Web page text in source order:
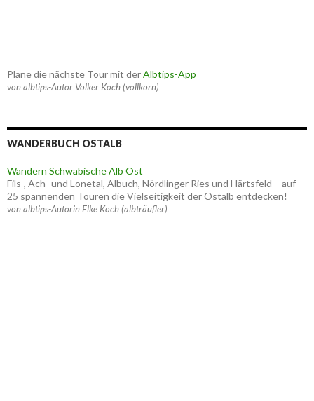
Plane die nächste Tour mit derAlbtips-App
von albtips-Autor Volker Koch (vollkorn)
WANDERBUCH OSTALB
Wandern Schwäbische Alb Ost
Fils-, Ach- und Lonetal, Albuch, Nördlinger Ries und Härtsfeld – auf
25 spannenden Touren die Vielseitigkeit der Ostalb entdecken!
von albtips-Autorin Elke Koch (albträufler)